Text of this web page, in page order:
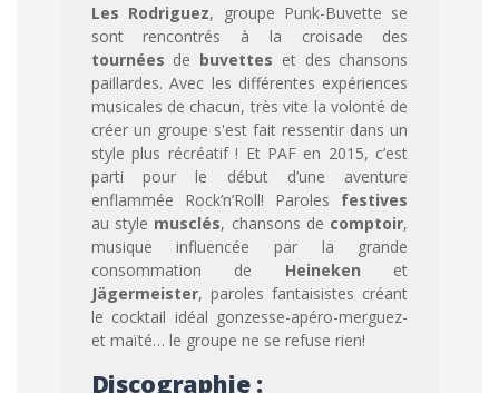
Les Rodriguez, groupe Punk-Buvette se
sont rencontrés à la croisade des
tournées de buvettes et des chansons
paillardes. Avec les différentes expériences
musicales de chacun, très vite la volonté de
créer un groupe s'est fait ressentir dans un
style plus récréatif ! Et PAF en 2015, c’est
parti pour le début d’une aventure
enflammée Rock’n’Roll! Paroles festives
au style musclés, chansons de comptoir,
musique influencée par la grande
consommation de Heineken et
Jägermeister, paroles fantaisistes créant
le cocktail idéal gonzesse-apéro-merguez-
et maïté… le groupe ne se refuse rien!
Discographie :